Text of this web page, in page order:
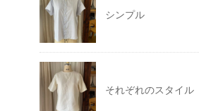
シンプル
それぞれのスタイル